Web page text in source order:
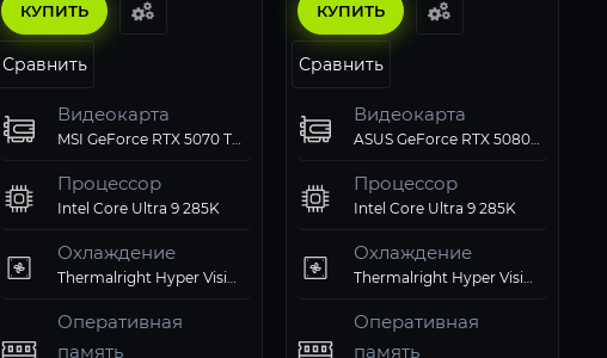
КУПИТЬ
Сравнить
Видеокарта
MSI GeForce RTX 5070 Ti SHADOW 3X OC 16G
Процессор
Intel Core Ultra 9 285K
Охлаждение
Thermalright Hyper Vision 360 ARGB Black
Оперативная
память
КУПИТЬ
Сравнить
Видеокарта
ASUS GeForce RTX 5080 ROG Astral OC 16Gb
Процессор
Intel Core Ultra 9 285K
Охлаждение
Thermalright Hyper Vision 360 ARGB Black
Оперативная
память